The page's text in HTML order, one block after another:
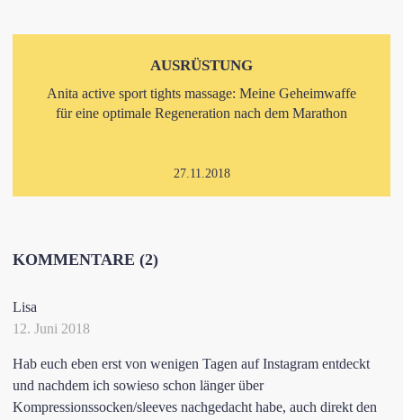
AUSRÜSTUNG
Anita active sport tights massage: Meine Geheimwaffe
für eine optimale Regeneration nach dem Marathon
27.11.2018
KOMMENTARE (2)
Lisa
12. Juni 2018
Hab euch eben erst von wenigen Tagen auf Instagram entdeckt
und nachdem ich sowieso schon länger über
Kompressionssocken/sleeves nachgedacht habe, auch direkt den